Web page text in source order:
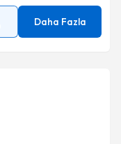
Daha Fazla